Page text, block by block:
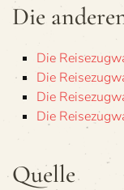
Die
Die
Die
Die
Die
Quelle